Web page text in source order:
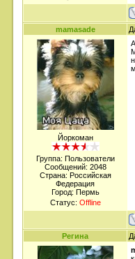
mamasade
Йоркоман
Группа: Пользователи
Сообщений: 2048
Страна: Российская
Федерация
Город: Пермь
Статус: Offline
Регина